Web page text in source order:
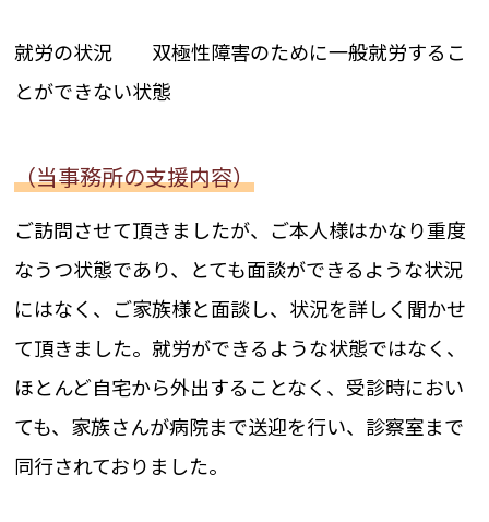
就労の状況 双極性障害のために一般就労するこ
とができない状態
（当事務所の支援内容）
ご訪問させて頂きましたが、ご本人様はかなり重度
なうつ状態であり、とても面談ができるような状況
にはなく、ご家族様と面談し、状況を詳しく聞かせ
て頂きました。就労ができるような状態ではなく、
ほとんど自宅から外出することなく、受診時におい
ても、家族さんが病院まで送迎を行い、診察室まで
同行されておりました。